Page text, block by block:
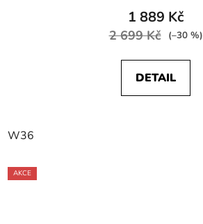
1 889 Kč
2 699 Kč (–30 %)
DETAIL
W36
AKCE